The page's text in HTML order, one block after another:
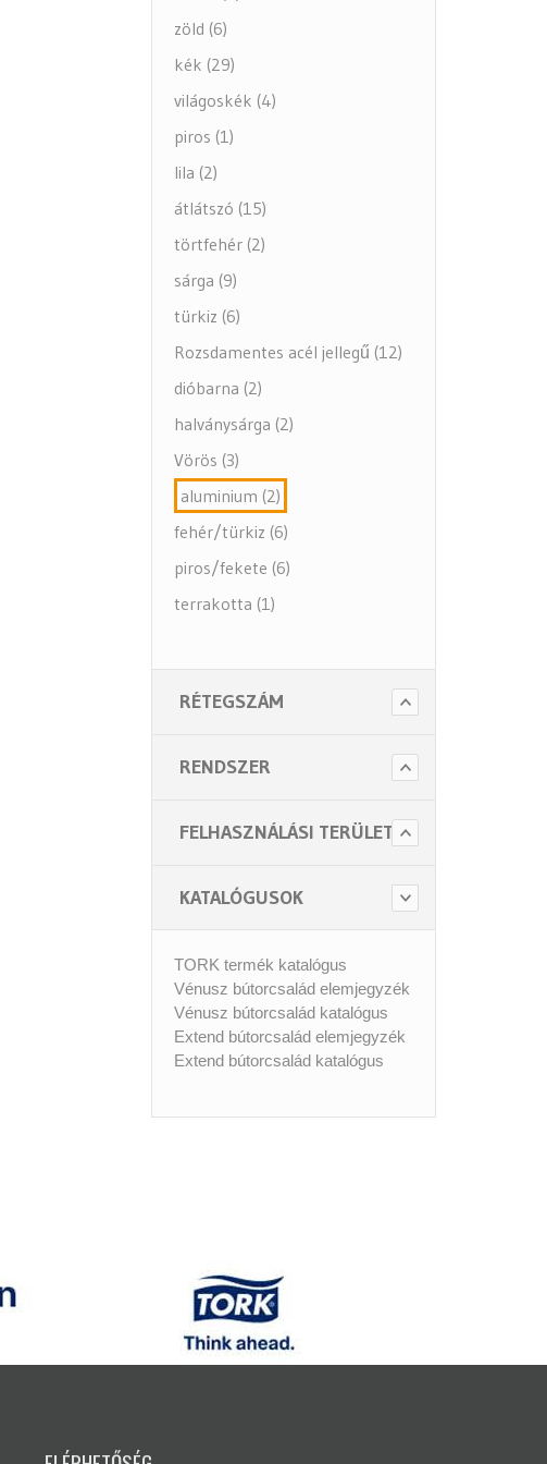
zöld (6)
kék (29)
világoskék (4)
piros (1)
lila (2)
átlátszó (15)
törtfehér (2)
sárga (9)
türkiz (6)
Rozsdamentes acél jellegű (12)
dióbarna (2)
halványsárga (2)
Vörös (3)
aluminium (2)
fehér/türkiz (6)
piros/fekete (6)
terrakotta (1)
RÉTEGSZÁM
RENDSZER
FELHASZNÁLÁSI TERÜLET
KATALÓGUSOK
TORK termék katalógus
Vénusz bútorcsalád elemjegyzék
Vénusz bútorcsalád katalógus
Extend bútorcsalád elemjegyzék
Extend bútorcsalád katalógus